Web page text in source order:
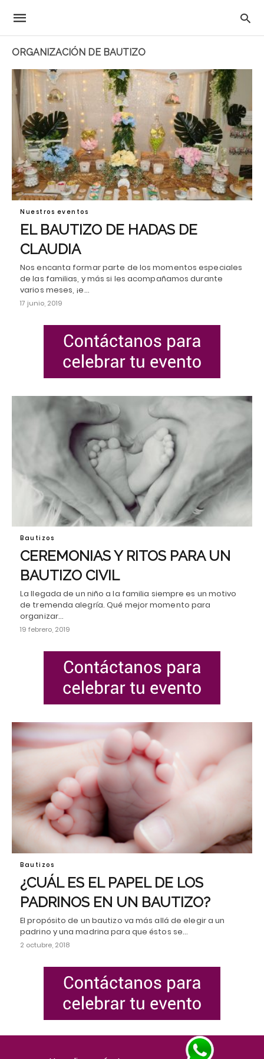
ORGANIZACIÓN DE BAUTIZO
Nuestros eventos
EL BAUTIZO DE HADAS DE
CLAUDIA
Nos encanta formar parte de los momentos especiales
de las familias, y más si les acompañamos durante
varios meses, ¡e…
17 junio, 2019
Bautizos
CEREMONIAS Y RITOS PARA UN
BAUTIZO CIVIL
La llegada de un niño a la familia siempre es un motivo
de tremenda alegría. Qué mejor momento para
organizar…
19 febrero, 2019
Bautizos
¿CUÁL ES EL PAPEL DE LOS
PADRINOS EN UN BAUTIZO?
El propósito de un bautizo va más allá de elegir a un
padrino y una madrina para que éstos se…
2 octubre, 2018